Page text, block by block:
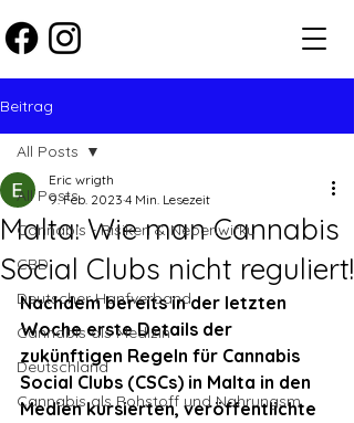
Beitrag
All Posts
Cannabis - Risiken & Nebenwirku
CBD
Deutscher Hanfverband
Cannabis als Medizin
Deutschland
Cannabis als Rohstoff und Nahrungsm
All Posts
Malta: Wie man Cannabis
Social Clubs nicht reguliert!
Eric wrigth
9. Feb. 2023 4 Min. Lesezeit
Nachdem bereits in der letzten
Woche erste Details der
zukünftigen Regeln für Cannabis
Social Clubs (CSCs) in Malta in den
Medien kursierten, veröffentlichte